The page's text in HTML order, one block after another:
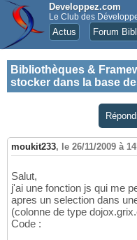
Developpez.com
Le Club des
Actus Forum
Bibliothèques &
stocker dans la base
moukit233, le 26/11/2009 à
Salut,
j'ai une fonction js qui me
apres un selection dans
(colonne de type
Code :